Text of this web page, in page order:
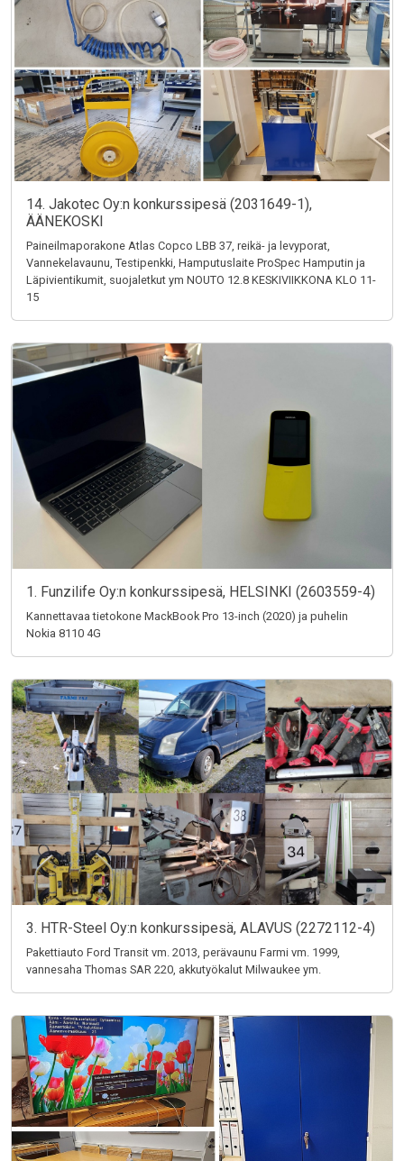
14. Jakotec Oy:n konkurssipesä (2031649-1),
ÄÄNEKOSKI
Paineilmaporakone Atlas Copco LBB 37, reikä- ja levyporat,
Vannekelavaunu, Testipenkki, Hamputuslaite ProSpec Hamputin ja
Läpivientikumit, suojaletkut ym NOUTO 12.8 KESKIVIIKKONA KLO 11-
15
1. Funzilife Oy:n konkurssipesä, HELSINKI (2603559-4)
Kannettavaa tietokone MackBook Pro 13-inch (2020) ja puhelin
Nokia 8110 4G
3. HTR-Steel Oy:n konkurssipesä, ALAVUS (2272112-4)
Pakettiauto Ford Transit vm. 2013, perävaunu Farmi vm. 1999,
vannesaha Thomas SAR 220, akkutyökalut Milwaukee ym.